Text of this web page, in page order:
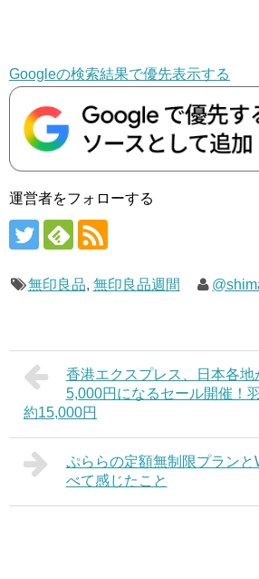
Googleの検索結果で優先表示する
運営者をフォローする
無印良品, 無印良品週間
香港エクスプレス、日本各地
5,000円になるセール開催！
約15,000円
ぷららの定額無制限プラン
べて感じたこと